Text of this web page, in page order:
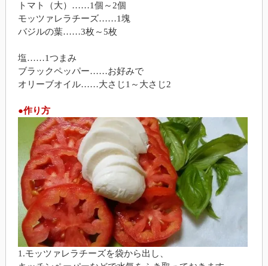
トマト（大）……1個～2個
モッツァレラチーズ……1塊
バジルの葉……3枚～5枚
塩……1つまみ
ブラックペッパー……お好みで
オリーブオイル……大さじ1～大さじ2
●作り方
1.モッツァレラチーズを袋から出し、